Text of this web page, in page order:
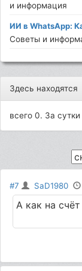
и информация
ИИ в WhatsApp:
Советы и
Здесь находятся
всего 0. За
#7 SaD1980
А как на